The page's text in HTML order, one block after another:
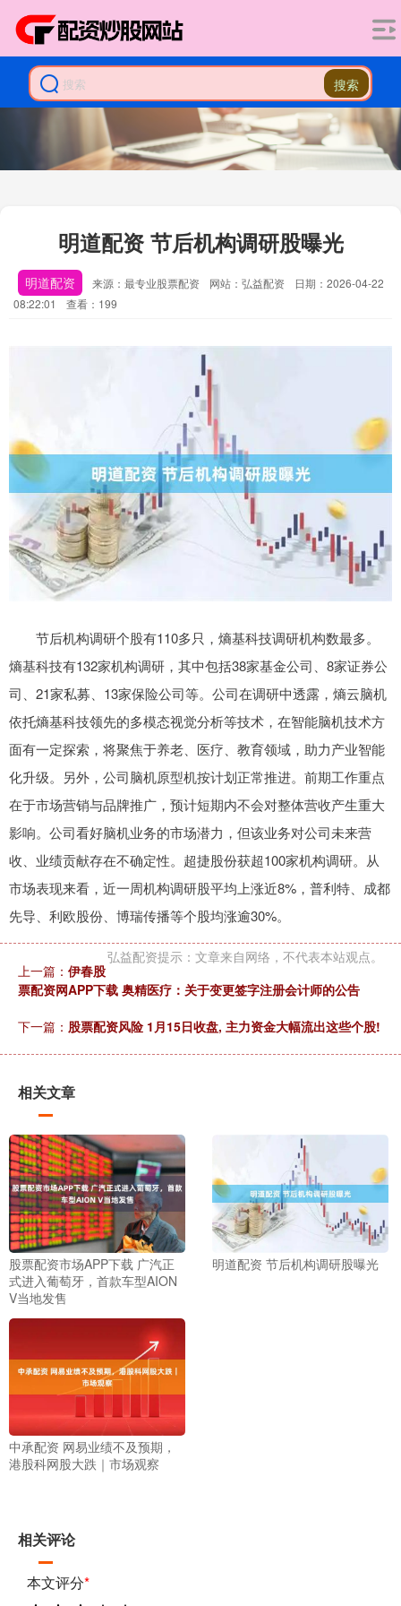
搜索
明道配资 节后机构调研股曝光
明道配资 来源：最专业股票配资 网站：弘益配资
日期：2026-04-22
08:22:01
查看：199
节后机构调研个股有110多只，熵基科技调研机构数最多。
熵基科技有132家机构调研，其中包括38家基金公司、8家证券公
司、21家私募、13家保险公司等。公司在调研中透露，熵云脑机
依托熵基科技领先的多模态视觉分析等技术，在智能脑机技术方
面有一定探索，将聚焦于养老、医疗、教育领域，助力产业智能
化升级。另外，公司脑机原型机按计划正常推进。前期工作重点
在于市场营销与品牌推广，预计短期内不会对整体营收产生重大
影响。公司看好脑机业务的市场潜力，但该业务对公司未来营
收、业绩贡献存在不确定性。超捷股份获超100家机构调研。从
市场表现来看，近一周机构调研股平均上涨近8%，普利特、成都
先导、利欧股份、博瑞传播等个股均涨逾30%。
弘益配资提示：文章来自网络，不代表本站观点。
上一篇： 伊春股
票配资网APP下载 奥精医疗：关于变更签字注册会计师的公告
下一篇： 股票配资风险 1月15日收盘, 主力资金大幅流出这些个股!
相关文章
股票配资市场APP下载 广汽正
式进入葡萄牙，首款车型AION
V当地发售
明道配资 节后机构调研股曝光
中承配资 网易业绩不及预期，
港股科网股大跌｜市场观察
相关评论
本文评分*